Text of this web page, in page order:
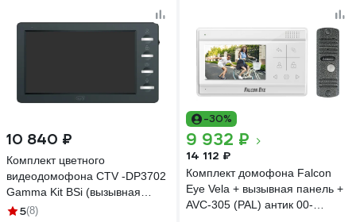
10 840 ₽
Комплект цветного
видеодомофона CTV -DP3702
Gamma Kit BSi (вызывная
панель -D40 Plus и монитор -
5(8)
-30%
9 932 ₽
14 112 ₽
Комплект домофона Falcon
Eye Vela + вызывная панель +
AVC-305 (PAL) антик 00-